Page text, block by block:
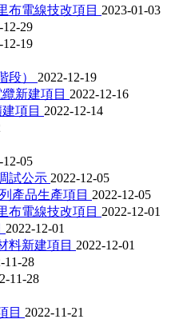
布電線技改項目 2023-01-03
12-29
12-19
段） 2022-12-19
新建項目 2022-12-16
項目 2022-12-14
12-05
試公示 2022-12-05
產品生產項目 2022-12-05
布電線技改項目 2022-12-01
2022-12-01
料新建項目 2022-12-01
11-28
11-28
目 2022-11-21